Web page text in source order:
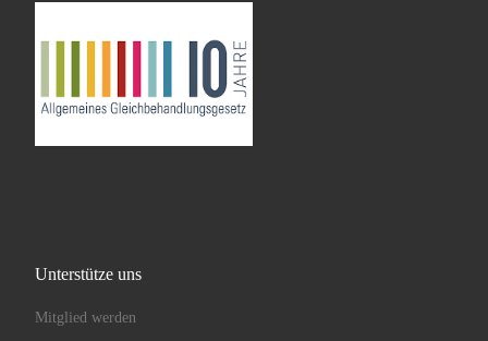
Unterstütze uns
Mitglied werden